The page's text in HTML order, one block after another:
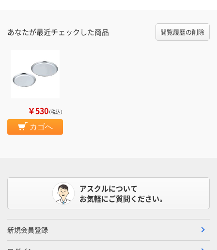
あなたが最近チェックした商品 閲覧履歴の削除
￥530（税込）
カゴへ
アスクルについて
お気軽にご質問ください。
新規会員登録